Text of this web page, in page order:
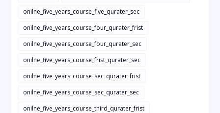
onilne_five_years_course_five_qurater_sec
onilne_five_years_course_four_qurater_frist
onilne_five_years_course_four_qurater_sec
onilne_five_years_course_frist_qurater_sec
onilne_five_years_course_sec_qurater_frist
onilne_five_years_course_sec_qurater_sec
onilne_five_years_course_third_qurater_frist